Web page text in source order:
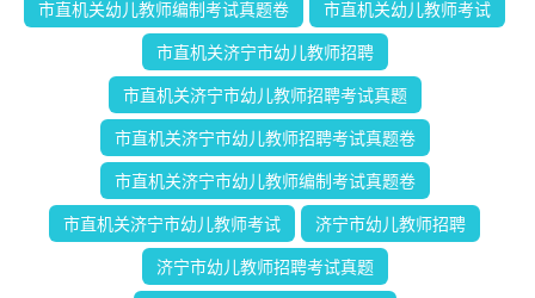
市直机关幼儿教师编制考试真题卷 市直机关幼儿教师考试
市直机关济宁市幼儿教师招聘
市直机关济宁市幼儿教师招聘考试真题
市直机关济宁市幼儿教师招聘考试真题卷
市直机关济宁市幼儿教师编制考试真题卷
市直机关济宁市幼儿教师考试 济宁市幼儿教师招聘
济宁市幼儿教师招聘考试真题